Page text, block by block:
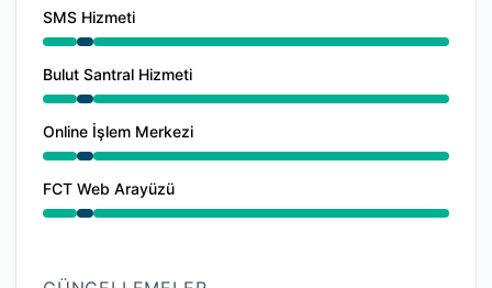
SMS Hizmeti
Bakım itibaren 2:00 AM - 3:00 AM
Bulut Santral Hizmeti
Bakım itibaren 2:00 AM - 3:00 AM
Online İşlem Merkezi
Bakım itibaren 2:00 AM - 3:00 AM
FCT Web Arayüzü
Bakım itibaren 2:00 AM - 3:00 AM